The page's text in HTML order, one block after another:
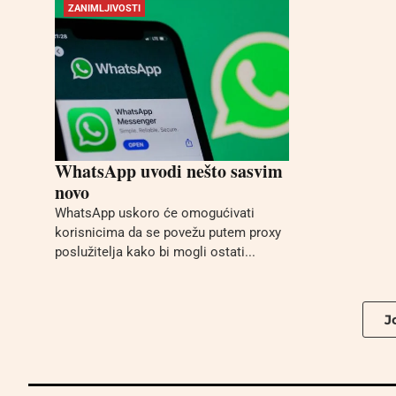
ZANIMLJIVOSTI
WhatsApp uvodi nešto sasvim
novo
WhatsApp uskoro će omogućivati
korisnicima da se povežu putem proxy
poslužitelja kako bi mogli ostati...